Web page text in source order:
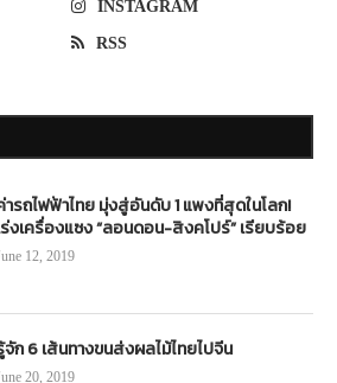
INSTAGRAM
RSS
ารถไฟฟ้าไทย มุ่งสู่อันดับ 1 แพงที่สุดในโลก!
ร่งเครื่องแซง “ลอนดอน-สิงคโปร์” เรียบร้อย
12, 2019
จัก 6 เส้นทางขนส่งผลไม้ไทยไปจีน
20, 2019